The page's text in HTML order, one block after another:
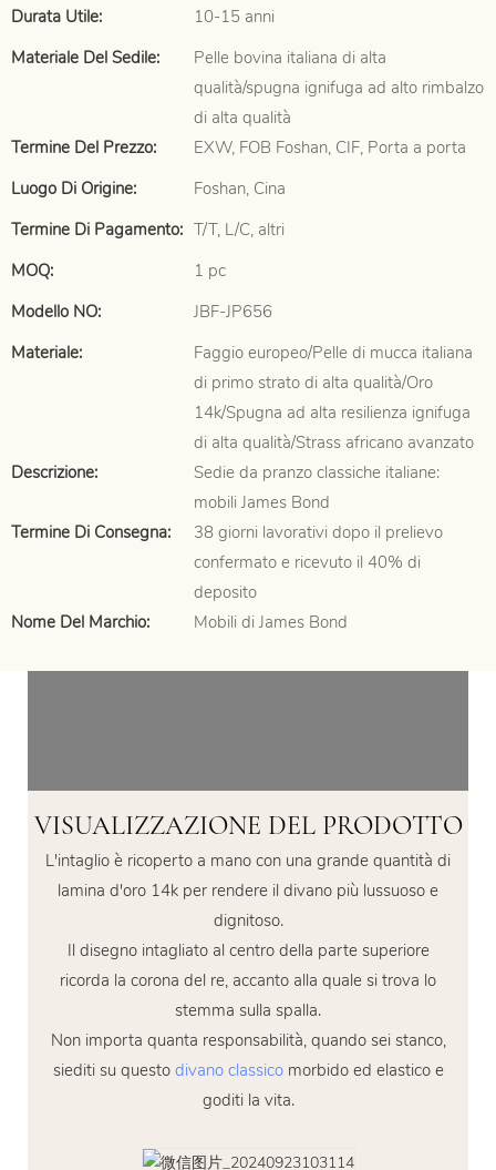
Durata Utile:
10-15 anni
Materiale Del Sedile:
Pelle bovina italiana di alta
qualità/spugna ignifuga ad alto rimbalzo
di alta qualità
Termine Del Prezzo:
EXW, FOB Foshan, CIF, Porta a porta
Luogo Di Origine:
Foshan, Cina
Termine Di Pagamento: T/T, L/C, altri
MOQ:
1 pc
Modello NO:
JBF-JP656
Materiale:
Faggio europeo/Pelle di mucca italiana
di primo strato di alta qualità/Oro
14k/Spugna ad alta resilienza ignifuga
di alta qualità/Strass africano avanzato
Descrizione:
Sedie da pranzo classiche italiane:
mobili James Bond
Termine Di Consegna:
38 giorni lavorativi dopo il prelievo
confermato e ricevuto il 40% di
deposito
Nome Del Marchio:
Mobili di James Bond
VISUALIZZAZIONE DEL PRODOTTO
L'intaglio è ricoperto a mano con una grande quantità di
lamina d'oro 14k per rendere il divano più lussuoso e
dignitoso.
Il disegno intagliato al centro della parte superiore
ricorda la corona del re, accanto alla quale si trova lo
stemma sulla spalla.
Non importa quanta responsabilità, quando sei stanco,
siediti su questo divano classicomorbido ed elastico e
goditi la vita.